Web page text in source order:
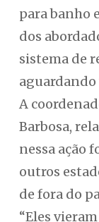
para banho
dos
sistema de
aguardando
A
Barbosa,
nessa ação
outros
de fora do
“Eles